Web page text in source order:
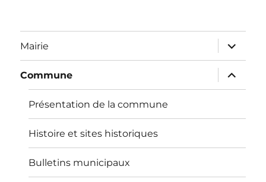
Mairie
ouvrir
le
sous-
menu
Commune
ouvrir
le
sous-
Présentation de la commune
Histoire et sites historiques
Bulletins municipaux